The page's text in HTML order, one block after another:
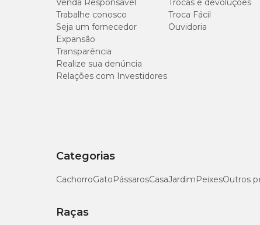
Extrato Etéreo (mín.)
Cálcio (mín.)
Cálcio (máx.)
Índice de Acidez (máx.)
Venda Responsável
Trabalhe conosco
Seja um fornecedor
Expansão
Transparência
Realize sua denúncia
Relações com Investidores
Trocas e devoluções
Troca Fácil
Ouvidoria
Categorias
CachorroGatoPássarosCasaJardimPeixesOutros
Raças